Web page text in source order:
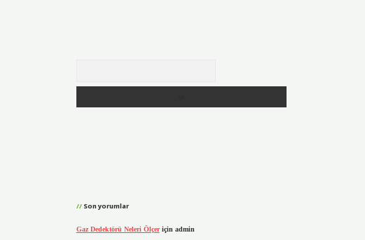
Son yorumlar
Gaz Dedektörü Neleri Ölçeriçin admin